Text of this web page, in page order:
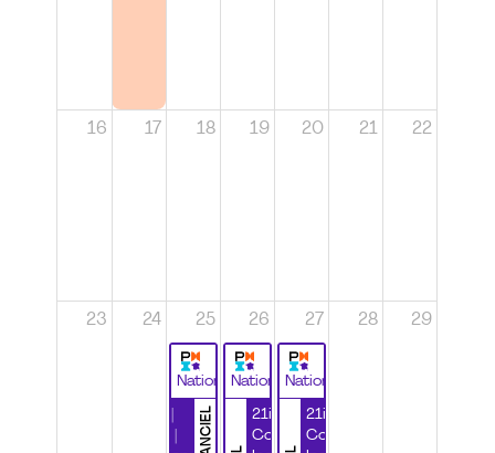
16 17 18 19 20 21 22
23 24 25
National
26
National
21ième
Congrès
27
National
21ième
Congrès
28 29